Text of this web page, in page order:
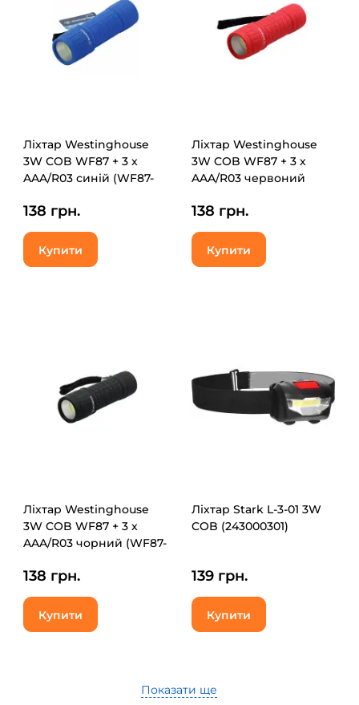
Ліхтар Westinghouse
3W COB WF87 + 3 х
AAA/R03 синій (WF87-
138 грн.
Купити
Ліхтар Westinghouse
3W COB WF87 + 3 х
AAA/R03 червоний
138 грн.
Купити
Ліхтар Westinghouse
3W COB WF87 + 3 х
AAA/R03 чорний (WF87-
138 грн.
Купити
Ліхтар Stark L-3-01 3W
COB (243000301)
139 грн.
Купити
Показати ще